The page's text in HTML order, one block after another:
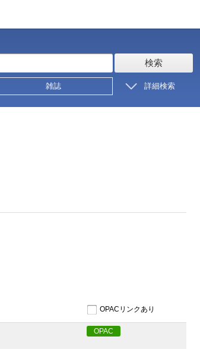
検索
雑誌 詳細検索
OPACリンクあり
OPAC